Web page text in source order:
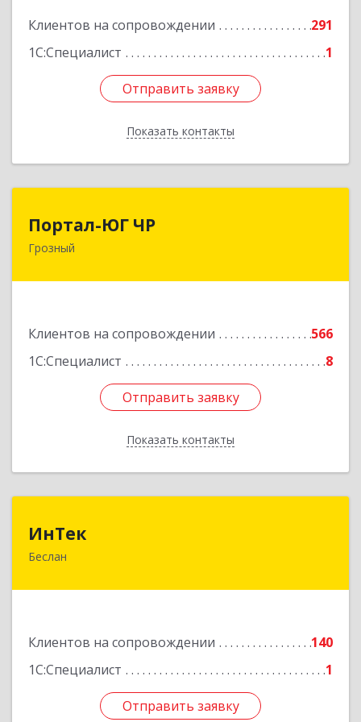
Клиентов на сопровождении
291
1С:Специалист
1
Отправить заявку
Показать контакты
Подробнее
Отправить заявку
Назад
Портал-ЮГ ЧР
Грозный
Клиентов на сопровождении
566
1С:Специалист
8
Отправить заявку
Показать контакты
364906, Чеченская Респ, Грозный г, Путина пр-
Отправить заявку
Назад
ИнТек
Беслан
Клиентов на сопровождении
140
1С:Специалист
1
Отправить заявку
Подробнее
Отправить заявку